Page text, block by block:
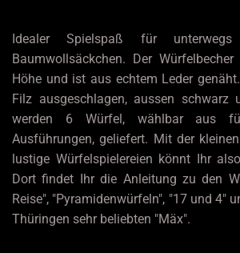
Idealer Spielspaß für
Baumwollsäckchen. Der
Höhe und ist aus echtem Leder
Filz ausgeschlagen, aussen schwarz
werden 6 Würfel, wählbar aus
Ausführungen, geliefert. Mit der
lustige Würfelspielereien könnt Ihr
Dort findet Ihr die Anleitung zu den
Reise", "Pyramidenwürfeln", "17 und 4"
Thüringen sehr beliebten "Mäx".